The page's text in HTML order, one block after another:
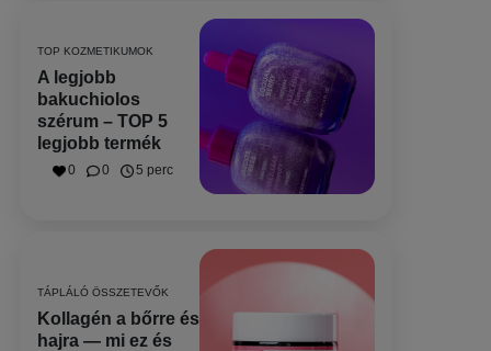
TOP KOZMETIKUMOK
A legjobb
bakuchiolos
szérum – TOP 5
legjobb termék
0 0 5 perc
TÁPLÁLÓ ÖSSZETEVŐK
Kollagén a bőrre és
hajra — mi ez és